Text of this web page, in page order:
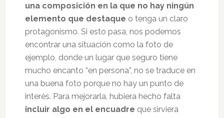
una composición en la que no hay ningún
elemento que destaque o tenga un claro
protagonismo. Si esto pasa, nos podemos
encontrar una situación como la foto de
ejemplo, donde un lugar que seguro tiene
mucho encanto “en persona”, no se traduce en
una buena foto porque no hay un punto de
interés. Para mejorarla, hubiera hecho falta
incluir algo en el encuadre que sirviera